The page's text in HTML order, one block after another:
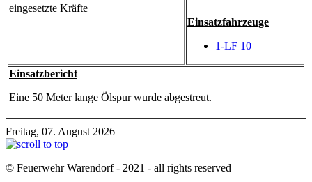
eingesetzte Kräfte
Einsatzfahrzeuge
1-LF 10
Einsatzbericht
Eine 50 Meter lange Ölspur wurde abgestreut.
Freitag, 07. August 2026
© Feuerwehr Warendorf - 2021 - all rights reserved